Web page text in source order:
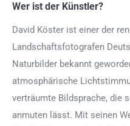
Wer ist der Künstler?
David Köster ist einer der
Landschaftsfotografen
Naturbilder bekannt
atmosphärische
verträumte Bildsprache, die
anmuten lässt. Mit seinen